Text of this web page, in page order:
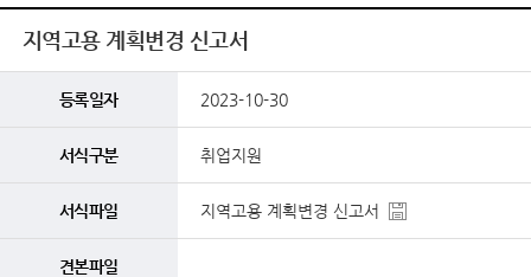
지역고용 계획변경 신고서
등록일자 2023-10-30
서식구분 취업지원
서식파일 지역고용 계획변경 신고서
견본파일